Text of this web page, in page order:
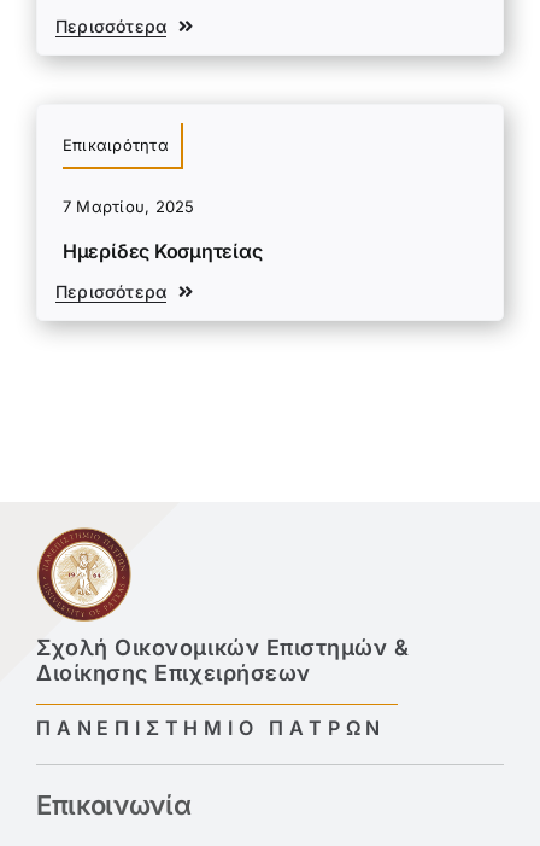
Περισσότερα
Επικαιρότητα
7 Μαρτίου, 2025
Ημερίδες Κοσμητείας
Περισσότερα
Σχολή Οικονομικών Επιστημών &
Διοίκησης Επιχειρήσεων
ΠΑΝΕΠΙΣΤΗΜΙΟ ΠΑΤΡΩΝ
Επικοινωνία